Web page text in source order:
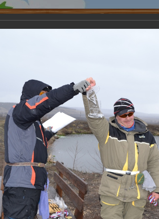
Кафе Новости Карта
Турнир Саратовского Форелевого Клуба